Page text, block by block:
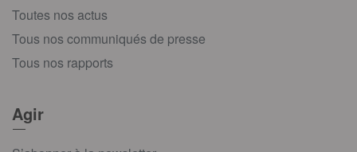
Toutes nos actus
Tous nos communiqués de presse
Tous nos rapports
Agir